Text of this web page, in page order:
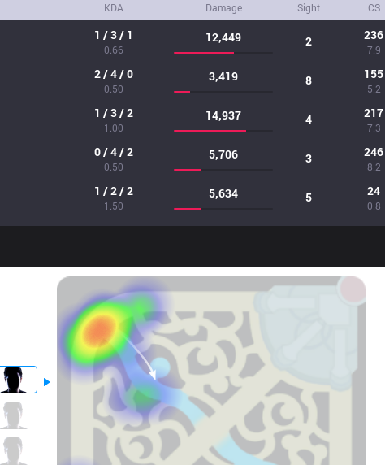
KDA Damage Sight CS
1 / 3 / 1
0.66
12,449 2 236
7.9
2 / 4 / 0
0.50
3,419 8 155
5.2
1 / 3 / 2
1.00
14,937 4 217
7.3
0 / 4 / 2
0.50
5,706 3 246
8.2
1 / 2 / 2
1.50
5,634 5 24
0.8